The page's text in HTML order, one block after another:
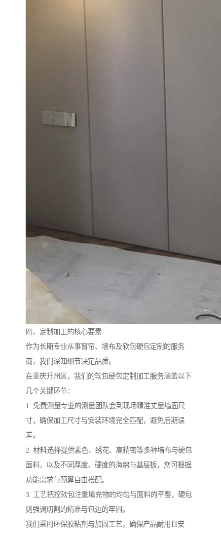
四、定制加工的核心要素
作为长期专业从事窗帘、墙布及软包硬包定制的服务
商，我们深知细节决定品质。
在重庆开州区，我们的软包硬包定制加工服务涵盖以下
几个关键环节：
1. 免费测量专业的测量团队会到现场精准丈量墙面尺
寸，确保加工尺寸与安装环境完全匹配，避免后期误
差。
2. 材料选择提供素色、绣花、高精密等多种墙布与硬包
面料，以及不同厚度、硬度的海绵与基层板，您可根据
功能需求与预算自由搭配。
3. 工艺把控软包注重填充物的均匀与面料的平整，硬包
则强调切割的精准与包边的牢固。
我们采用环保胶粘剂与加固工艺，确保产品耐用且安